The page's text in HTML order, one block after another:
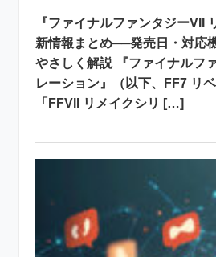
『ファイナルファンタジーVII
新情報まとめ──発売日・対応
やさしく解説 『ファイナルフ
レーション』（以下、FF7 リ
「FFVII リメイクシリ […]